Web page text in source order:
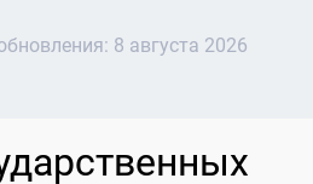
8 августа 2026